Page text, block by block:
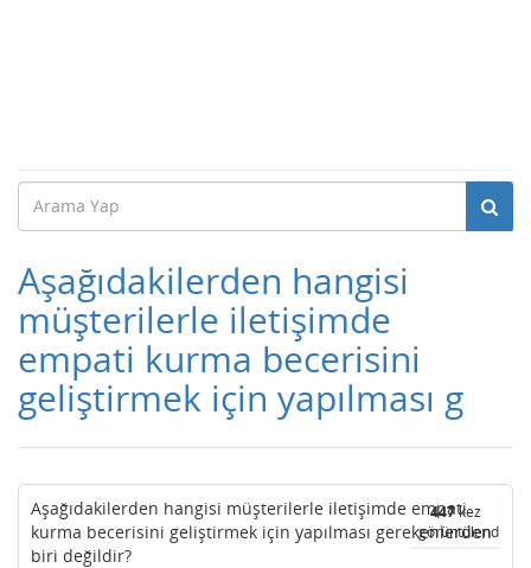
Aşağıdakilerden hangisi
müşterilerle iletişimde
empati kurma becerisini
geliştirmek için yapılması g
447kez
görüntülendi
Aşağıdakilerden hangisi müşterilerle iletişimde empati
kurma becerisini geliştirmek için yapılması gerekenlerden
biri değildir?